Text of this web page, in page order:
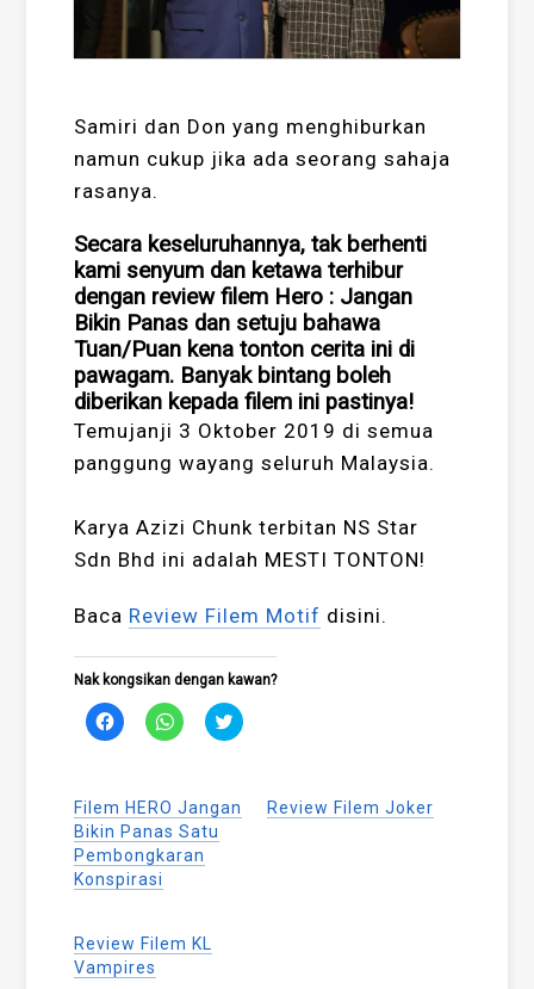
Samiri dan Don yang menghiburkan
namun cukup jika ada seorang sahaja
rasanya.
Secara keseluruhannya, tak berhenti
kami senyum dan ketawa terhibur
dengan review filem Hero : Jangan
Bikin Panas dan setuju bahawa
Tuan/Puan kena tonton cerita ini di
pawagam. Banyak bintang boleh
diberikan kepada filem ini pastinya!
Temujanji 3 Oktober 2019 di semua
panggung wayang seluruh Malaysia.
Karya Azizi Chunk terbitan NS Star
Sdn Bhd ini adalah MESTI TONTON!
Baca Review Filem Motif disini.
Nak kongsikan dengan kawan?
Click
to
(Opens
in
new
window)
Click
to
(Opens
in
new
window)
Click
to
(Opens
in
Filem HERO Jangan
Bikin Panas Satu
Pembongkaran
Konspirasi
Review Filem Joker
Review Filem KL
Vampires